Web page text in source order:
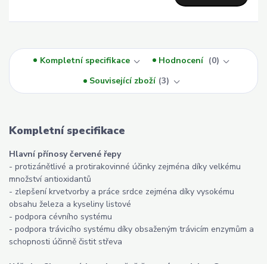
Kompletní specifikace Hodnocení
0
Související zboží 3
Kompletní specifikace
Hlavní přínosy červené řepy
- protizánětlivé a protirakovinné účinky zejména díky velkému
množství antioxidantů
- zlepšení krvetvorby a práce srdce zejména díky vysokému
obsahu železa a kyseliny listové
- podpora cévního systému
- podpora trávicího systému díky obsaženým trávicím enzymům a
schopnosti účinně čistit střeva